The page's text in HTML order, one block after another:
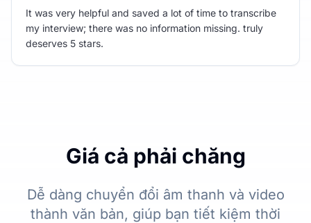
It was very helpful and saved a lot of time to transcribe
my interview; there was no information missing. truly
deserves 5 stars.
Giá cả phải chăng
Dễ dàng chuyển đổi âm thanh và video
thành văn bản, giúp bạn tiết kiệm thời